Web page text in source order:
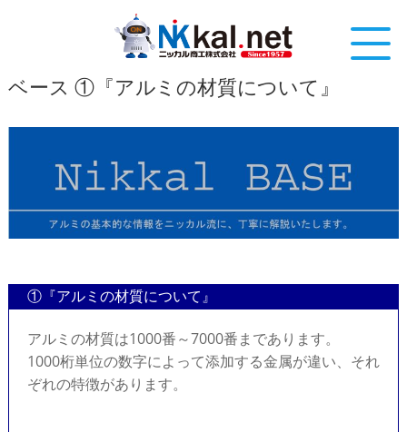
ベース ①『アルミの材質について』
①『アルミの材質について』
アルミの材質は1000番～7000番まであります。
1000桁単位の数字によって添加する金属が違い、それ
ぞれの特徴があります。